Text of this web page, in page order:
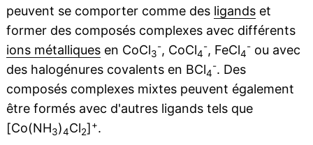
peuvent se comporter comme des ligandset
former des composés complexes avec différents
ions métalliquesen CoCl3
-, CoCl4
-, FeCl4
-ou avec
des halogénures covalents en BCl4
-. Des
composés complexes mixtes peuvent également
être formés avec d'autres ligands tels que
[Co(NH3)4Cl2]+.